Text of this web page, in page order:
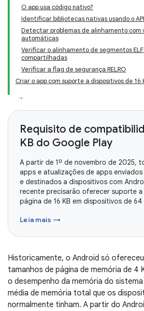
O app usa código nativo?
Identificar bibliotecas nativas usando o
Detectar problemas de alinhamento com
automáticas
Verificar o alinhamento de segmentos
compartilhadas
Verificar a flag de segurança RELRO
Criar o app com suporte a dispositivos de 16
Requisito de
KB do Google Play
A partir de 1º de novembro de 2025,
apps e atualizações de apps
e destinados a dispositivos com
recente precisarão oferecer suporte
página de 16 KB em dispositivos de
Leia mais →
Historicamente, o Android só
tamanhos de página de memória de 4
o desempenho da memória do
média de memória total que os
normalmente tinham. A partir do